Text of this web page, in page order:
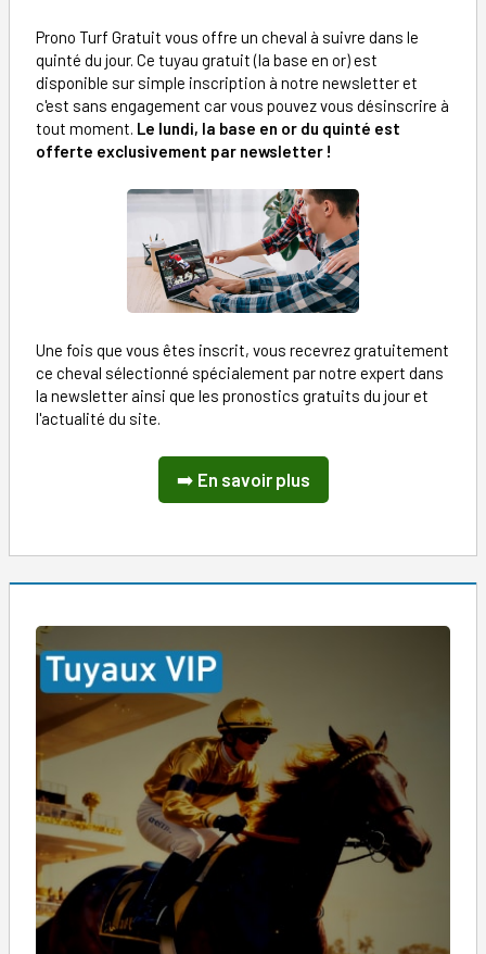
Prono Turf Gratuit vous offre un cheval à suivre dans le
quinté du jour. Ce tuyau gratuit (la base en or) est
disponible sur simple inscription à notre newsletter et
c'est sans engagement car vous pouvez vous désinscrire à
tout moment. Le lundi, la base en or du quinté est
offerte exclusivement par newsletter !
Une fois que vous êtes inscrit, vous recevrez gratuitement
ce cheval sélectionné spécialement par notre expert dans
la newsletter ainsi que les pronostics gratuits du jour et
l'actualité du site.
➡️ En savoir plus